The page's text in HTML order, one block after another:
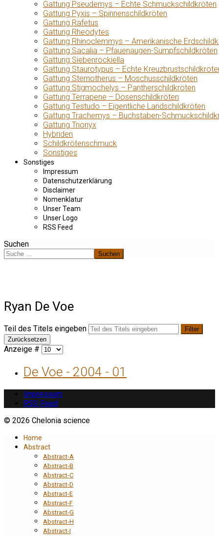
Gattung Pseudemys – Echte Schmuckschildkröten
Gattung Pyxis – Spinnenschildkröten
Gattung Rafetus
Gattung Rheodytes
Gattung Rhinoclemmys – Amerikanische
Gattung Sacalia – Pfauenaugen-Sumpfschildkröten
Gattung Siebenrockiella
Gattung Staurotypus – Echte
Gattung Sternotherus – Moschusschildkröten
Gattung Stigmochelys – Pantherschildkröten
Gattung Terrapene – Dosenschildkröten
Gattung Testudo – Eigentliche Landschildkröten
Gattung Trachemys – Buchstaben-
Gattung Trionyx
Hybriden
Schildkrötenschmuck
Sonstiges
Sonstiges
Impressum
Datenschutzerklärung
Disclaimer
Nomenklatur
Unser Team
Unser Logo
RSS Feed
Suchen
Suchen
Ryan De Voe
Teil des Titels eingeben
Filter
Zurücksetzen
Anzeige #
De Voe - 2004 - 01
Impressum
RSS Feed
© 2026 Chelonia science
Home
Abstract
Abstract-A
Abstract-B
Abstract-C
Abstract-D
Abstract-E
Abstract-F
Abstract-G
Abstract-H
Abstract-I